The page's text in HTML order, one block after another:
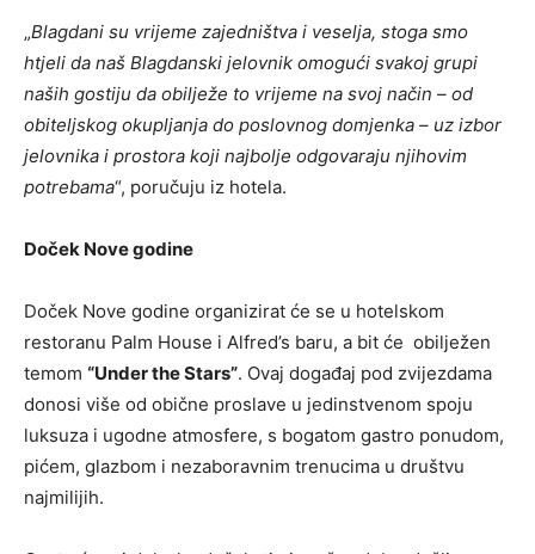
„Blagdani su vrijeme zajedništva i veselja, stoga smo
htjeli da naš Blagdanski jelovnik omogući svakoj grupi
naših gostiju da obilježe to vrijeme na svoj način – od
obiteljskog okupljanja do poslovnog domjenka – uz izbor
jelovnika i prostora koji najbolje odgovaraju njihovim
potrebama“, poručuju iz hotela.
Doček Nove godine
Doček Nove godine organizirat će se u hotelskom
restoranu Palm House i Alfred’s baru, a bit će obilježen
temom “Under the Stars”. Ovaj događaj pod zvijezdama
donosi više od obične proslave u jedinstvenom spoju
luksuza i ugodne atmosfere, s bogatom gastro ponudom,
pićem, glazbom i nezaboravnim trenucima u društvu
najmilijih.